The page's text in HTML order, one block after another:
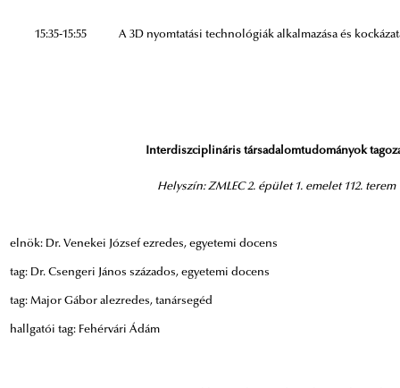
15:35-15:55 A 3D nyomtatási technológiák alkalmazása és
Interdiszciplináris társadalomtudományok
Helyszín: ZMLEC 2. épület 1. emelet 112. terem
elnök: Dr. Venekei József ezredes, egyetemi docens
tag: Dr. Csengeri János százados, egyetemi docens
tag: Major Gábor alezredes, tanársegéd
hallgatói tag: Fehérvári Ádám